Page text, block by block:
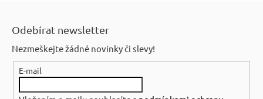
Odebírat newsletter
Nezmeškejte žádné novinky či slevy!
E-mail